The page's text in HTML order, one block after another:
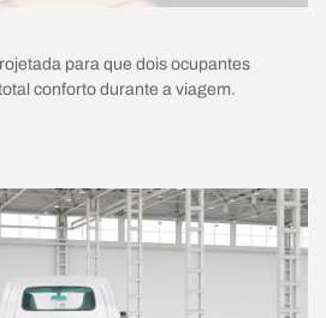
para que dois ocupantes
conforto durante a viagem.